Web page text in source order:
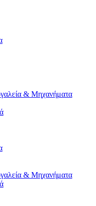
& Μηχανήματα
& Μηχανήματα